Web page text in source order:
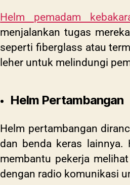
Helm pemadam
menjalankan tugas
seperti fiberglass atau
leher untuk melindungi
Helm Pertambangan
Helm pertambangan
dan benda keras
membantu pekerja
dengan radio komunikasi